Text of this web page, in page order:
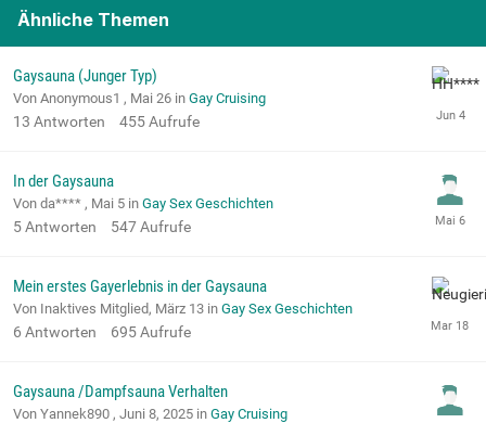
Ähnliche Themen
Gaysauna (Junger Typ)
Von Anonymous1 , Mai 26 in Gay Cruising
13 Antworten 455Aufrufe
In der Gaysauna
Von da**** , Mai 5 in Gay Sex Geschichten
5Antworten 547Aufrufe
Mein erstes Gayerlebnis in der Gaysauna
Von Inaktives Mitglied, März 13 in Gay Sex Geschichten
6 Antworten 695Aufrufe
Gaysauna /Dampfsauna Verhalten
Von Yannek890 , Juni 8, 2025 in Gay Cruising